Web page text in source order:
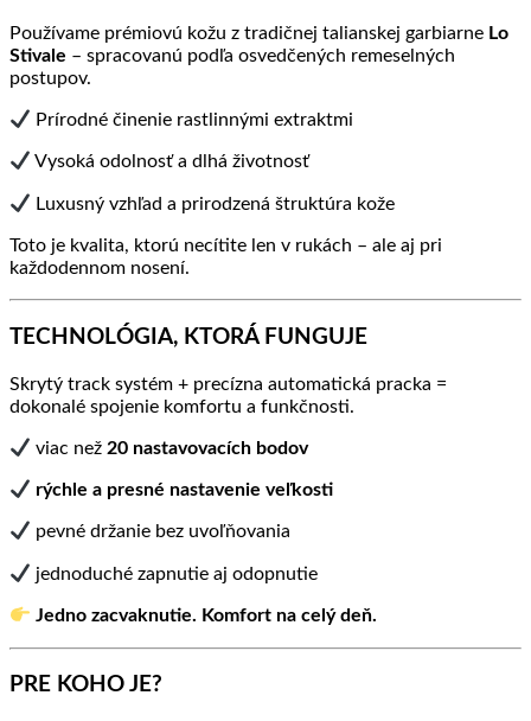
Používame prémiovú kožu z tradičnej talianskej garbiarne Lo
Stivale – spracovanú podľa osvedčených remeselných
postupov.
Prírodné činenie rastlinnými extraktmi
Vysoká odolnosť a dlhá životnosť
Luxusný vzhľad a prirodzená štruktúra kože
Toto je kvalita, ktorú necítite len v rukách – ale aj pri
každodennom nosení.
TECHNOLÓGIA, KTORÁ FUNGUJE
Skrytý track systém + precízna automatická pracka =
dokonalé spojenie komfortu a funkčnosti.
viac než 20 nastavovacích bodov
rýchle a presné nastavenie veľkosti
pevné držanie bez uvoľňovania
jednoduché zapnutie aj odopnutie
Jedno zacvaknutie. Komfort na celý deň.
PRE KOHO JE?